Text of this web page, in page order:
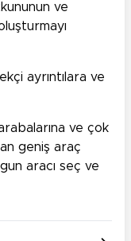
ve
ayrıntılara ve
ve çok
geniş araç
aracı seç ve